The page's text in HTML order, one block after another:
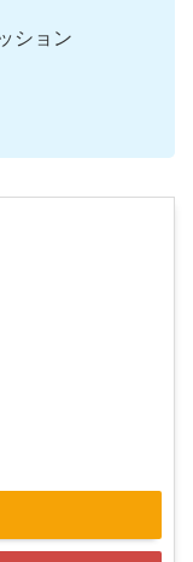
ション